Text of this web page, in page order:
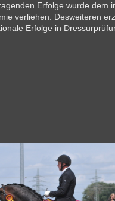
Erfolge wurde dem
verliehen. Desweiteren
Erfolge in